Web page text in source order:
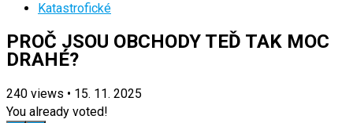
Katastrofické
PROČ JSOU OBCHODY TEĎ TAK MOC
DRAHÉ?
240 views • 15. 11. 2025
You already voted!